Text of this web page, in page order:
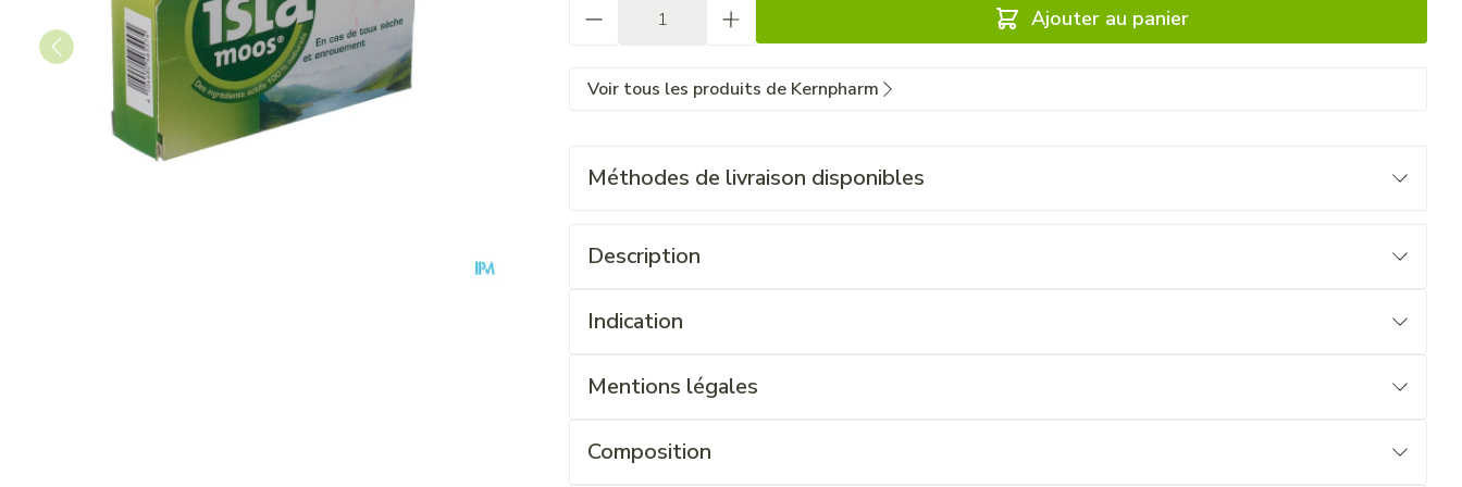
Ajouter au panier
Voir tous les produits de Kernpharm
Méthodes de livraison disponibles
Description
Indication
Mentions légales
Composition